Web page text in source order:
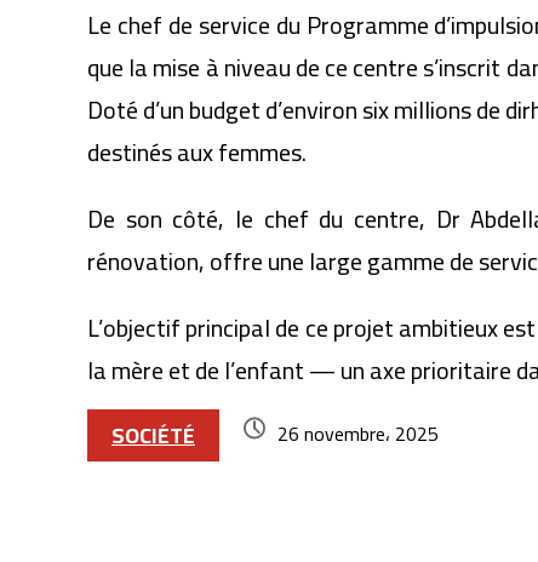
Le chef de service du Programme
que la mise à niveau de ce centre s’inscrit
Doté d’un budget d’environ six millions de
destinés aux femmes.
De son côté, le chef du centre, Dr
rénovation, offre une large gamme de
L’objectif principal de ce projet ambitieux
la mère et de l’enfant — un axe prioritaire
SOCIÉTÉ 26 novembre، 2025